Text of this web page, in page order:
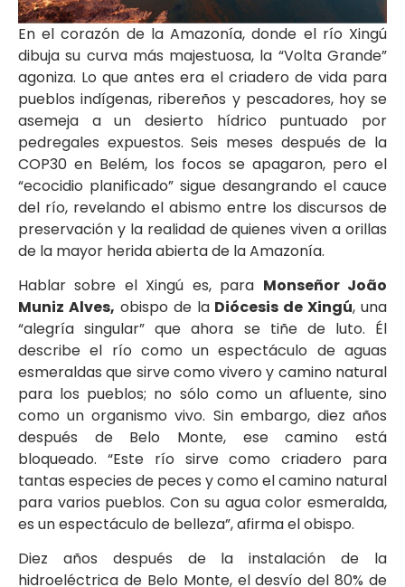
En el corazón de la Amazonía, donde el río Xingú
dibuja su curva más majestuosa, la “Volta Grande”
agoniza. Lo que antes era el criadero de vida para
pueblos indígenas, ribereños y pescadores, hoy se
asemeja a un desierto hídrico puntuado por
pedregales expuestos. Seis meses después de la
COP30 en Belém, los focos se apagaron, pero el
“ecocidio planificado” sigue desangrando el cauce
del río, revelando el abismo entre los discursos de
preservación y la realidad de quienes viven a orillas
de la mayor herida abierta de la Amazonía.
Hablar sobre el Xingú es, para Monseñor João
Muniz Alves, obispo de la Diócesis de Xingú, una
“alegría singular” que ahora se tiñe de luto. Él
describe el río como un espectáculo de aguas
esmeraldas que sirve como vivero y camino natural
para los pueblos; no sólo como un afluente, sino
como un organismo vivo. Sin embargo, diez años
después de Belo Monte, ese camino está
bloqueado. “Este río sirve como criadero para
tantas especies de peces y como el camino natural
para varios pueblos. Con su agua color esmeralda,
es un espectáculo de belleza”, afirma el obispo.
Diez años después de la instalación de la
hidroeléctrica de Belo Monte, el desvío del 80% de